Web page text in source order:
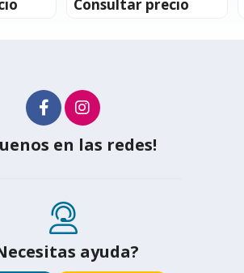
Consultar precio
en las redes!
ayuda?